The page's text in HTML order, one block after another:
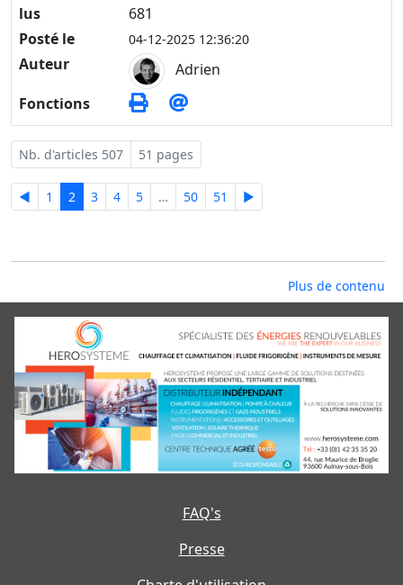
lus
681
Posté le
04-12-2025 12:36:20
Auteur
Adrien
Fonctions
Nb. d'articles 507 51 pages
◄ 1 2 3 4 5 … 50 51 ►
Plus de contenu
FAQ's
Presse